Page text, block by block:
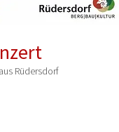
Rüdersdorf